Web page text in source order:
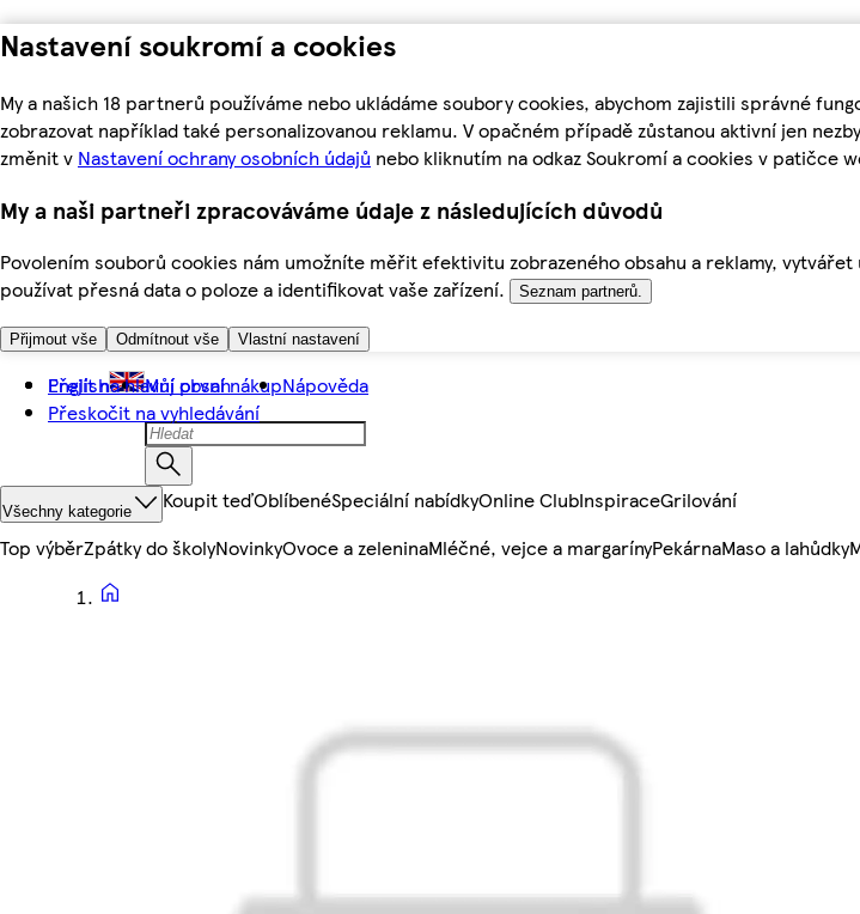
Nastavení soukromí a cookies
My a našich 18 partnerů používáme nebo ukládáme soubory cookies, abychom zajistili správné
zobrazovat například také personalizovanou reklamu. V opačném případě zůstanou aktivní jen
změnit v Nastavení ochrany osobních údajů nebo kliknutím na odkaz Soukromí a cookies v patičce
My a naši partneři zpracováváme údaje z následujících důvodů
Povolením souborů cookies nám umožníte měřit efektivitu zobrazeného obsahu a reklamy,
používat přesná data o poloze a identifikovat vaše zařízení.
Seznam partnerů.
Přijmout vše Odmítnout vše Vlastní nastavení
Přejít na hlavní obsah
Přeskočit na vyhledávání
English Můj první nákupNápověda
Všechny kategorie Koupit teďOblíbenéSpeciální nabídkyOnline ClubInspiraceGrilování
Top výběrZpátky do školyNovinkyOvoce a zeleninaMléčné, vejce a margarínyPekárnaMaso a lahůdky